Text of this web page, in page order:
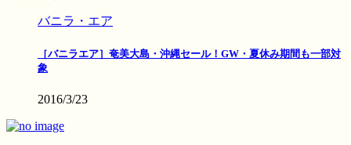
バニラ・エア
［バニラエア］奄美大島・沖縄セール！GW・夏休み期間も一部対
象
2016/3/23